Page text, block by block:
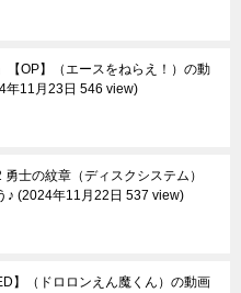
【OP】（エースをねらえ！）の動
年11月23日 546 view
士の紋章（ディスクシステム）
♪ 2024年11月22日 537 view
】（ドロロンえん魔くん）の動画